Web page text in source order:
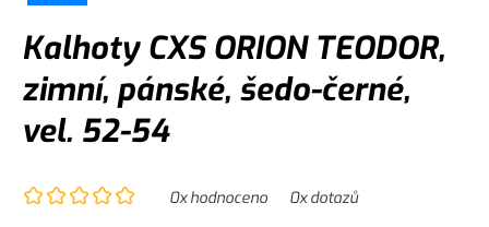
Kalhoty CXS ORION TEODOR,
zimní, pánské, šedo-černé,
vel. 52-54
0x hodnoceno 0x dotazů